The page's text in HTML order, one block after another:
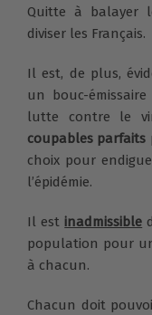
Quitte à balayer
diviser les Français.
Il est, de plus,
un bouc-
lutte contre le
coupables parfaits
choix pour
l’épidémie.
Il estinadmissible
population pour
à chacun.
Chacun doit